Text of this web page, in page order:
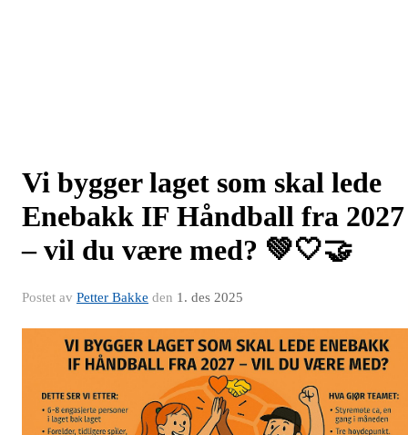
Vi bygger laget som skal lede
Enebakk IF Håndball fra 2027
– vil du være med? 💚🤍🤝
Postet av Petter Bakke den 1. des 2025